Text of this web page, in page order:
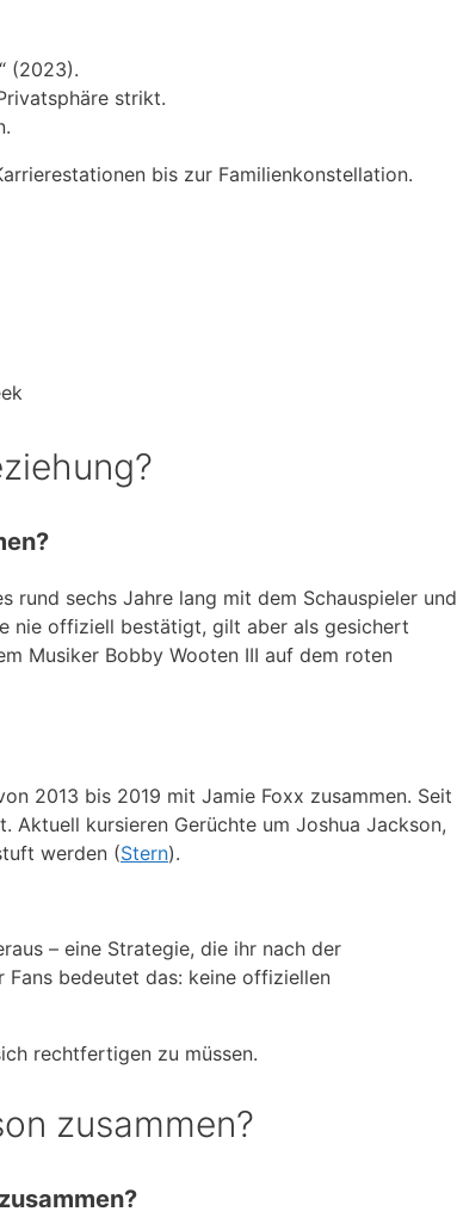
(2023).
strikt.
bis zur Familienkonstellation.
rund sechs Jahre lang mit dem Schauspieler und
nie offiziell bestätigt, gilt aber als gesichert
Musiker Bobby Wooten III auf dem roten
2013 bis 2019 mit Jamie Foxx zusammen. Seit
Aktuell kursieren Gerüchte um Joshua Jackson,
werden (Stern).
– eine Strategie, die ihr nach der
Fans bedeutet das: keine offiziellen
rechtfertigen zu müssen.
zusammen?